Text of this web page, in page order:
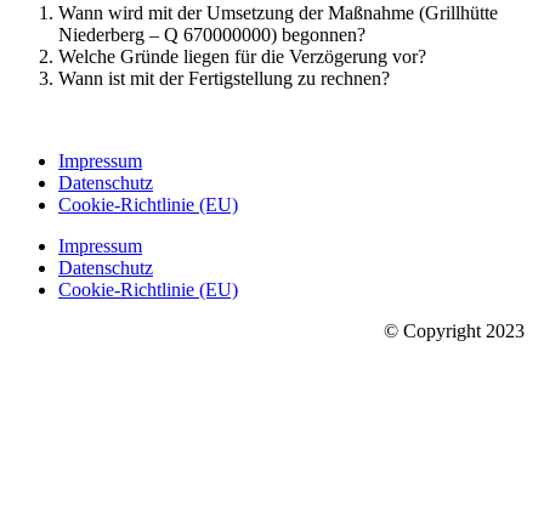
Wann wird mit der Umsetzung der Maßnahme (Grillhütte
Niederberg – Q 670000000) begonnen?
Welche Gründe liegen für die Verzögerung vor?
Wann ist mit der Fertigstellung zu rechnen?
Impressum
Datenschutz
Cookie-Richtlinie (EU)
Impressum
Datenschutz
Cookie-Richtlinie (EU)
© Copyright 2023